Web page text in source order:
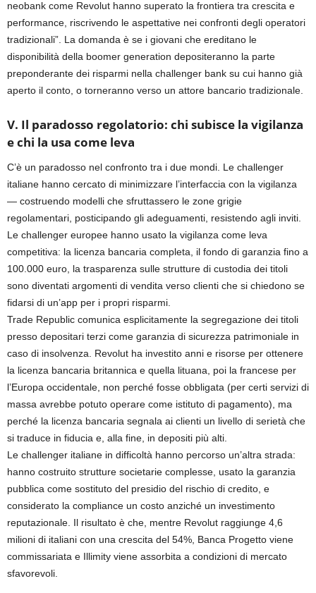
neobank come Revolut hanno superato la frontiera tra crescita e
performance, riscrivendo le aspettative nei confronti degli operatori
tradizionali”. La domanda è se i giovani che ereditano le
disponibilità della boomer generation depositeranno la parte
preponderante dei risparmi nella challenger bank su cui hanno già
aperto il conto, o torneranno verso un attore bancario tradizionale.
V. Il paradosso regolatorio: chi subisce la vigilanza
e chi la usa come leva
C’è un paradosso nel confronto tra i due mondi. Le challenger
italiane hanno cercato di minimizzare l’interfaccia con la vigilanza
— costruendo modelli che sfruttassero le zone grigie
regolamentari, posticipando gli adeguamenti, resistendo agli inviti.
Le challenger europee hanno usato la vigilanza come leva
competitiva: la licenza bancaria completa, il fondo di garanzia fino a
100.000 euro, la trasparenza sulle strutture di custodia dei titoli
sono diventati argomenti di vendita verso clienti che si chiedono se
fidarsi di un’app per i propri risparmi.
Trade Republic comunica esplicitamente la segregazione dei titoli
presso depositari terzi come garanzia di sicurezza patrimoniale in
caso di insolvenza. Revolut ha investito anni e risorse per ottenere
la licenza bancaria britannica e quella lituana, poi la francese per
l’Europa occidentale, non perché fosse obbligata (per certi servizi di
massa avrebbe potuto operare come istituto di pagamento), ma
perché la licenza bancaria segnala ai clienti un livello di serietà che
si traduce in fiducia e, alla fine, in depositi più alti.
Le challenger italiane in difficoltà hanno percorso un’altra strada:
hanno costruito strutture societarie complesse, usato la garanzia
pubblica come sostituto del presidio del rischio di credito, e
considerato la compliance un costo anziché un investimento
reputazionale. Il risultato è che, mentre Revolut raggiunge 4,6
milioni di italiani con una crescita del 54%, Banca Progetto viene
commissariata e Illimity viene assorbita a condizioni di mercato
sfavorevoli.